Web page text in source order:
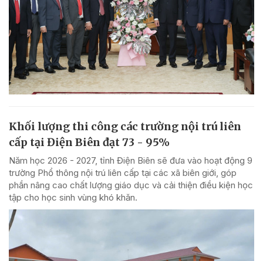
Khối lượng thi công các trường nội trú liên
cấp tại Điện Biên đạt 73 - 95%
Năm học 2026 - 2027, tỉnh Điện Biên sẽ đưa vào hoạt động 9
trường Phổ thông nội trú liên cấp tại các xã biên giới, góp
phần nâng cao chất lượng giáo dục và cải thiện điều kiện học
tập cho học sinh vùng khó khăn.